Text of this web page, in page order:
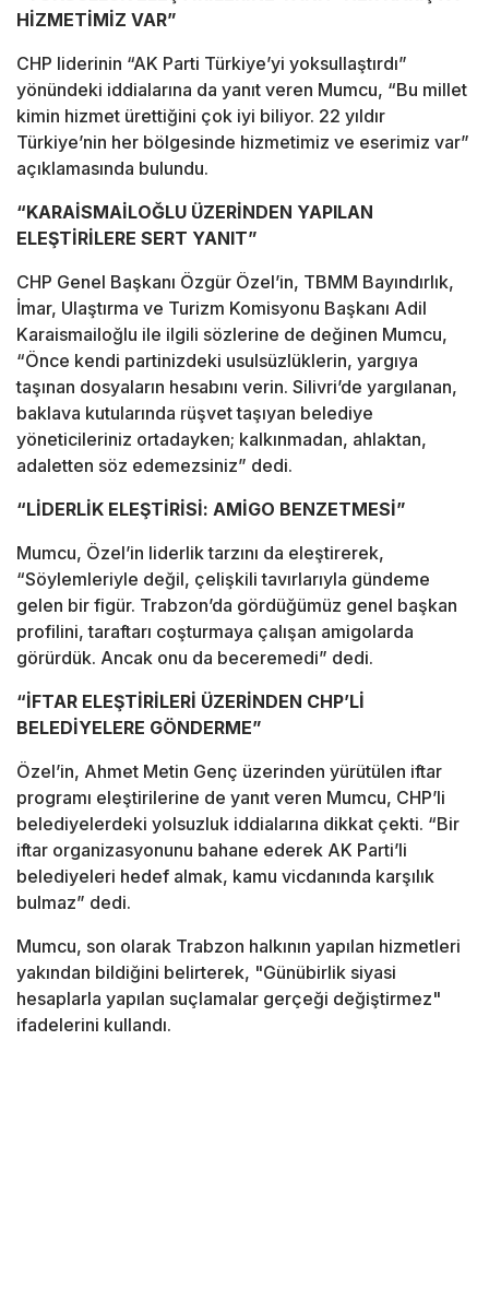
HİZMETİMİZ VAR”
CHP liderinin “AK Parti Türkiye’yi yoksullaştırdı”
yönündeki iddialarına da yanıt veren Mumcu, “Bu millet
kimin hizmet ürettiğini çok iyi biliyor. 22 yıldır
Türkiye’nin her bölgesinde hizmetimiz ve eserimiz var”
açıklamasında bulundu.
“KARAİSMAİLOĞLU ÜZERİNDEN YAPILAN
ELEŞTİRİLERE SERT YANIT”
CHP Genel Başkanı Özgür Özel’in, TBMM Bayındırlık,
İmar, Ulaştırma ve Turizm Komisyonu Başkanı Adil
Karaismailoğlu ile ilgili sözlerine de değinen Mumcu,
“Önce kendi partinizdeki usulsüzlüklerin, yargıya
taşınan dosyaların hesabını verin. Silivri’de yargılanan,
baklava kutularında rüşvet taşıyan belediye
yöneticileriniz ortadayken; kalkınmadan, ahlaktan,
adaletten söz edemezsiniz” dedi.
“LİDERLİK ELEŞTİRİSİ: AMİGO BENZETMESİ”
Mumcu, Özel’in liderlik tarzını da eleştirerek,
“Söylemleriyle değil, çelişkili tavırlarıyla gündeme
gelen bir figür. Trabzon’da gördüğümüz genel başkan
profilini, taraftarı coşturmaya çalışan amigolarda
görürdük. Ancak onu da beceremedi” dedi.
“İFTAR ELEŞTİRİLERİ ÜZERİNDEN CHP’Lİ
BELEDİYELERE GÖNDERME”
Özel’in, Ahmet Metin Genç üzerinden yürütülen iftar
programı eleştirilerine de yanıt veren Mumcu, CHP’li
belediyelerdeki yolsuzluk iddialarına dikkat çekti. “Bir
iftar organizasyonunu bahane ederek AK Parti’li
belediyeleri hedef almak, kamu vicdanında karşılık
bulmaz” dedi.
Mumcu, son olarak Trabzon halkının yapılan hizmetleri
yakından bildiğini belirterek, "Günübirlik siyasi
hesaplarla yapılan suçlamalar gerçeği değiştirmez"
ifadelerini kullandı.